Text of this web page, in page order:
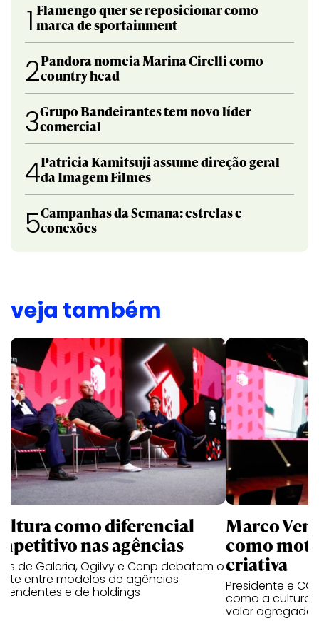
1 Flamengo quer se reposicionar como
marca de sportainment
2Pandora nomeia Marina Cirelli como
country head
3Grupo Bandeirantes tem novo líder
comercial
4Patricia Kamitsuji assume direção geral
da Imagem Filmes
5Campanhas da Semana: estrelas e
conexões
veja também
como diferencial
nas agências
de Galeria, Ogilvy e Cenp debatem o
entre modelos de agências
e de holdings
Marco
como
criativa
Presidente e
como a cultura
valor agregado